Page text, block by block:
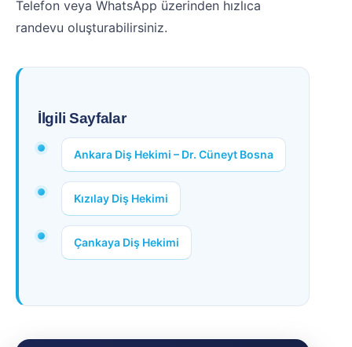
Telefon veya WhatsApp üzerinden hızlıca
randevu oluşturabilirsiniz.
İlgili Sayfalar
Ankara Diş Hekimi – Dr. Cüneyt Bosna
Kızılay Diş Hekimi
Çankaya Diş Hekimi